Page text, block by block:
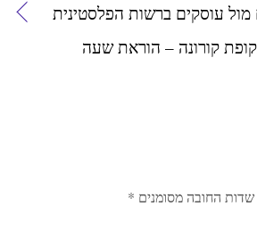
מול עוסקים ברשות הפלסטינית
קורונה – הוראת שעה
שדות החובה מסומנים *